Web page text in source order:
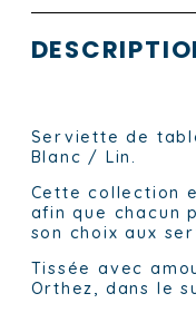
Serviette de
Blanc / Lin.
Cette collection
afin que chacun
son choix aux
Tissée avec
Orthez, dans le